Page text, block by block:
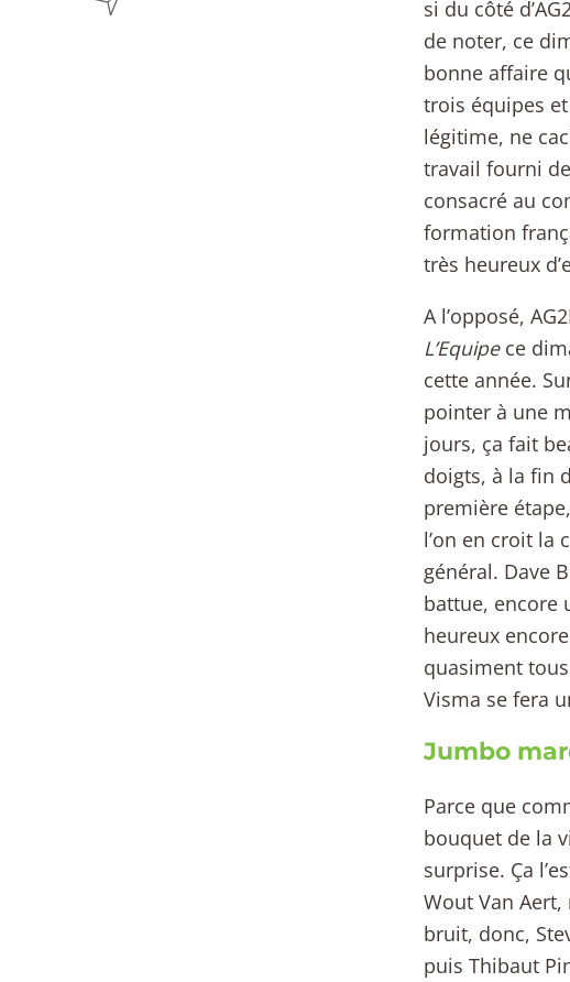
si du côté
de noter, ce
bonne affaire
trois équipes et
légitime, ne
travail fourni
consacré au
formation
très heureux
A l’opposé,
L’Equipece
cette année.
pointer à une
jours, ça fait
doigts, à la fin
première
l’on en croit la
général. Dave
battue, encore
heureux
quasiment
Visma se fera
Jumbo
Parce que
bouquet de la
surprise. Ça
Wout Van
bruit, donc,
puis Thibaut